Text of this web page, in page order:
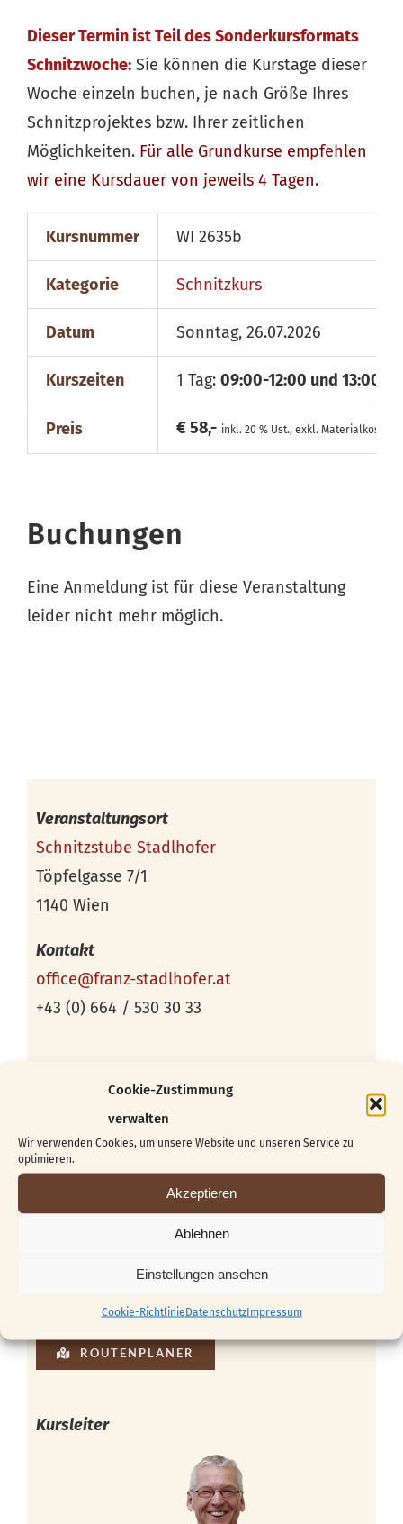
Cookie-Zustimmung
verwalten
Wir verwenden Cookies, um unsere Website und unseren Service zu
optimieren.
Akzeptieren
Ablehnen
Einstellungen ansehen
Cookie-RichtlinieDatenschutzImpressum
Dieser Termin ist Teil des Sonderkursformats
Schnitzwoche: Sie können die Kurstage dieser
Woche einzeln buchen, je nach Größe Ihres
Schnitzprojektes bzw. Ihrer zeitlichen
Möglichkeiten. Für alle Grundkurse empfehlen
wir eine Kursdauer von jeweils 4 Tagen.
Kursnummer WI 2635b
Kategorie Schnitzkurs
Datum Sonntag, 26.07.2026
Kurszeiten 1 Tag: 09:00-12:00 und 13:00-
Preis € 58,- inkl. 20 % Ust., exkl. Materialkosten
Buchungen
Eine Anmeldung ist für diese Veranstaltung
leider nicht mehr möglich.
Veranstaltungsort
Schnitzstube Stadlhofer
Töpfelgasse 7/1
1140 Wien
Kontakt
office@franz-stadlhofer.at
+43 (0) 664 / 530 30 33
ROUTENPLANER
Kursleiter